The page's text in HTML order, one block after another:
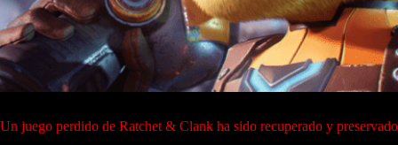
Un juego perdido de Ratchet & Clank ha sido recuperado y preservado